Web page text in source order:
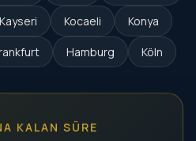
Kayseri Kocaeli Konya
Hamburg Köln
KALAN SÜRE